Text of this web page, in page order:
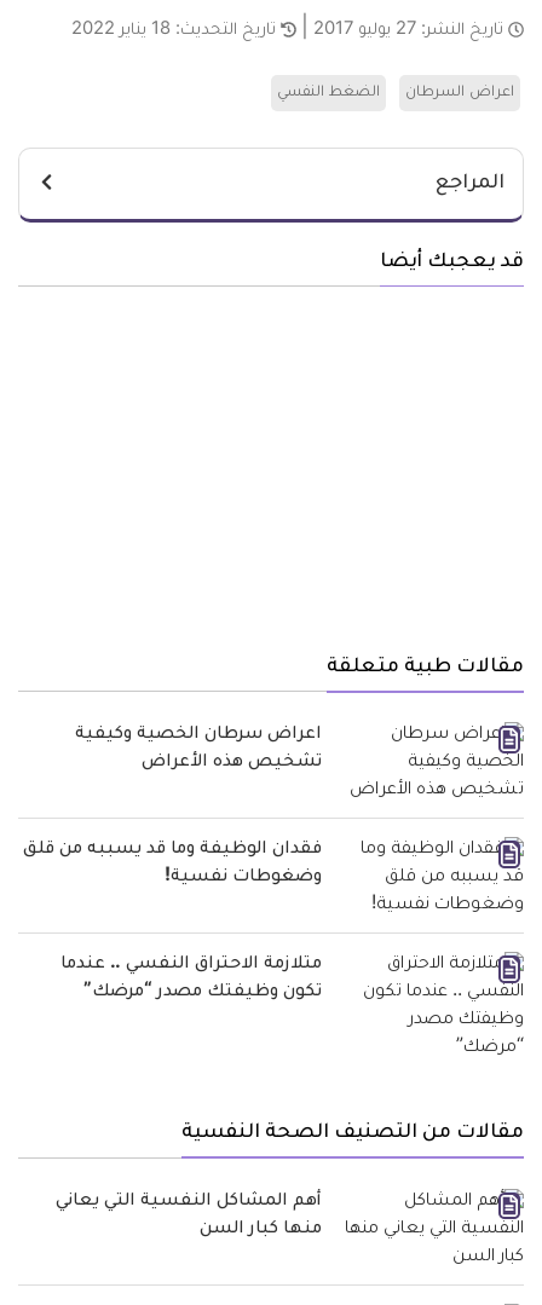
تاريخ النشر: 27 يوليو 2017 تاريخ التحديث: 18 يناير 2022
اعراض السرطان الضغط النفسي
المراجع
قد يعجبك أيضا
مقالات طبية متعلقة
اعراض سرطان الخصية وكيفية
تشخيص هذه الأعراض
فقدان الوظيفة وما قد يسببه من قلق
وضغوطات نفسية!
متلازمة الاحتراق النفسي .. عندما
تكون وظيفتك مصدر “مرضك”
مقالات من التصنيف الصحة النفسية
أهم المشاكل النفسية التي يعاني
منها كبار السن